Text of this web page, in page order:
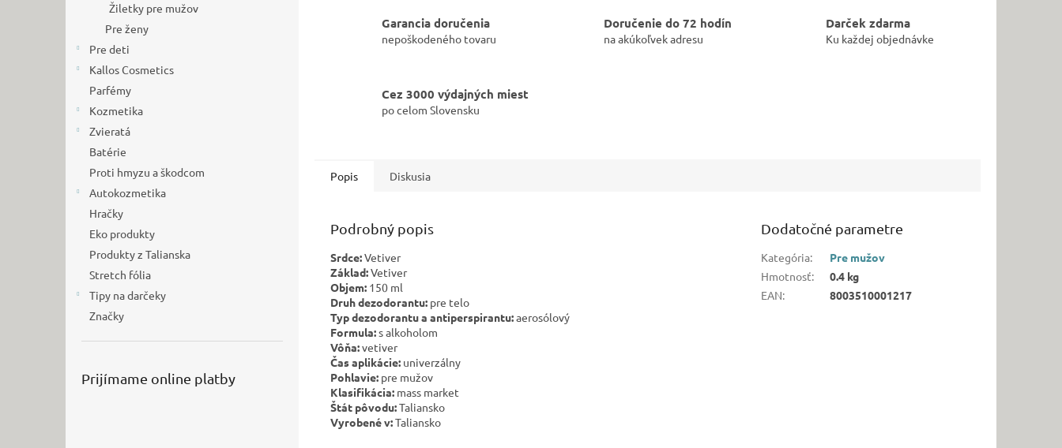
Žiletky pre mužov
Pre ženy
Pre deti
Kallos Cosmetics
Parfémy
Kozmetika
Zvieratá
Batérie
Proti hmyzu a škodcom
Autokozmetika
Hračky
Eko produkty
Produkty z Talianska
Stretch fólia
Tipy na darčeky
Značky
Prijímame online platby
Garancia doručenia
nepoškodeného tovaru
Doručenie do 72 hodín
na akúkoľvek adresu
Darček zdarma
Ku každej objednávke
Cez 3000 výdajných miest
po celom Slovensku
Popis Diskusia
Podrobný popis
Srdce:Vetiver
Základ:Vetiver
Objem: 150 ml
Druh dezodorantu: pre telo
Typ dezodorantu a antiperspirantu:aerosólový
Formula:s alkoholom
Vôňa:vetiver
Čas aplikácie: univerzálny
Pohlavie: pre mužov
Klasifikácia: mass market
Štát pôvodu:Taliansko
Vyrobené v:Taliansko
Dodatočné parametre
Kategória:
Pre mužov
Hmotnosť:
0.4 kg
EAN: 8003510001217